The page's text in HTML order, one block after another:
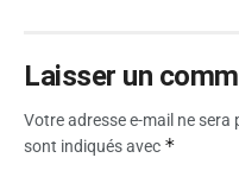
Laisser un
Votre adresse e-mail ne sera
sont indiqués avec *